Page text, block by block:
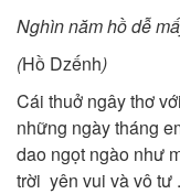
Nghìn năm hồ dễ
(Hồ Dzếnh)
Cái thuở ngây thơ
những ngày tháng
dao ngọt ngào như
trời yên vui và vô tư .